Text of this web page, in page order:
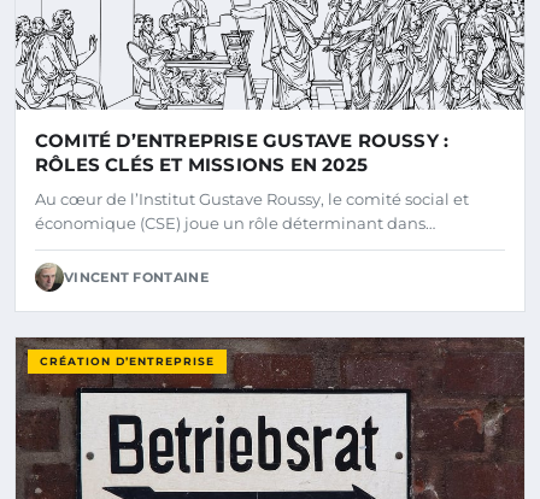
COMITÉ D’ENTREPRISE GUSTAVE ROUSSY :
RÔLES CLÉS ET MISSIONS EN 2025
Au cœur de l’Institut Gustave Roussy, le comité social et
économique (CSE) joue un rôle déterminant dans…
VINCENT FONTAINE
CRÉATION D’ENTREPRISE